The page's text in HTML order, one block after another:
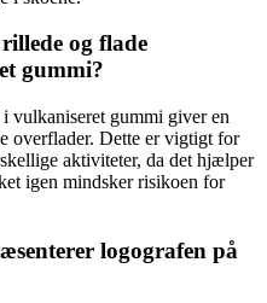
og flade
gummi?
vulkaniseret gummi giver en
overflader. Dette er vigtigt for
aktiviteter, da det hjælper
igen mindsker risikoen for
logografen på